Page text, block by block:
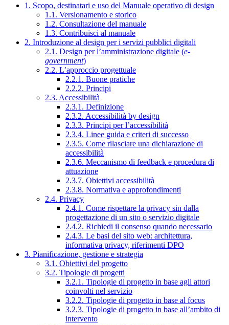
1. Scopo, destinatari e uso del Manuale operativo di design
1.1. Versionamento e storico
1.2. Consultazione del manuale
1.3. Contribuisci al manuale
2. Introduzione al design per i servizi pubblici digitali
2.1. Design per l’amministrazione digitale (e-
government)
2.2. L’approccio progettuale
2.2.1. Buone pratiche
2.2.2. Principi
2.3. Accessibilità
2.3.1. Definizione
2.3.2. Accessibilità by design
2.3.3. Principi per l’accessibilità
2.3.4. Linee guida e criteri di successo
2.3.5. Come rilasciare una dichiarazione di
accessibilità
2.3.6. Meccanismo di feedback e procedura di
attuazione
2.3.7. Obiettivi accessibilità
2.3.8. Normativa e approfondimenti
2.4. Privacy
2.4.1. Come rispettare la privacy sin dalla
progettazione di un sito o servizio digitale
2.4.2. Richiedi il consenso quando necessario
2.4.3. Le basi del sito web: architettura,
informativa privacy, riferimenti DPO
3. Pianificazione, gestione e strategia
3.1. Obiettivi del progetto
3.2. Tipologie di progetti
3.2.1. Tipologie di progetto in base agli attori
coinvolti nel servizio
3.2.2. Tipologie di progetto in base al focus
3.2.3. Tipologie di progetto in base all’ambito di
intervento